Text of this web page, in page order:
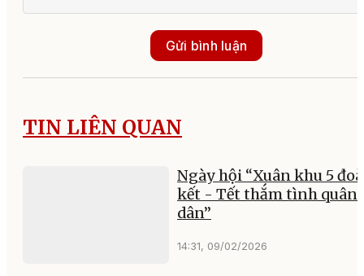
Gửi bình luận
TIN LIÊN QUAN
Ngày hội “Xuân khu 5
kết - Tết thắm tình quân
dân”
14:31, 09/02/2026